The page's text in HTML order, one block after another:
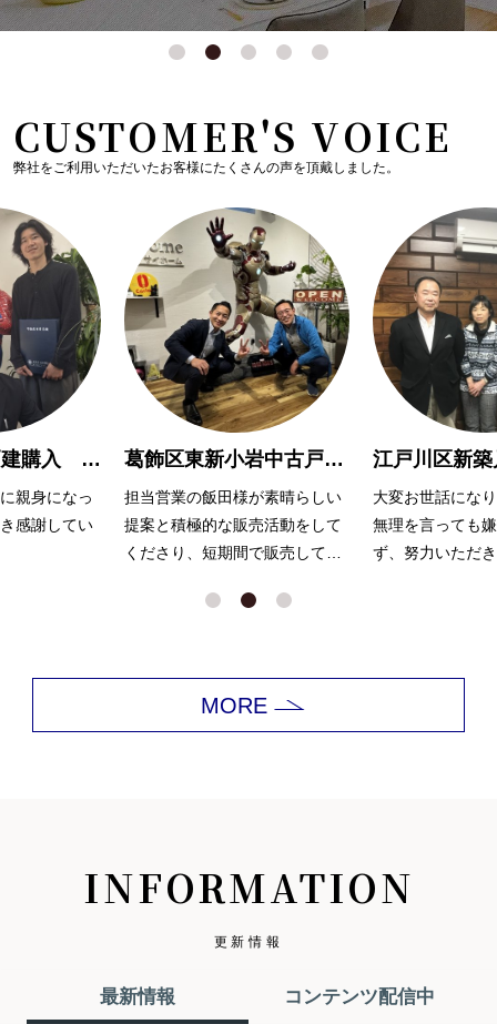
CUSTOMER'S VOICE
弊社をご利用いただいたお客様にたくさんの声を頂戴しました。
葛飾区東新小岩中古戸建 売却 Ｈ様
素晴らしい
活動をして
江戸川区新築戸建て購入 M様
大変お世話になりました。
無理を言っても嫌な顔一つ見せ
ず、努力いただき感謝しており
岩井さんには、
て相談に乗って
ます。
MORE
INFORMATION
更新情報
最新情報 コンテンツ配信中